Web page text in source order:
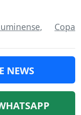
, Copa
NEWS